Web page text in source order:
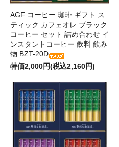
AGF コーヒー 珈琲 ギフト ス
ティック カフェオレ ブラック
コーヒー セット 詰め合わせ イ
ンスタントコーヒー 飲料 飲み
物 BZT-20D
特価2,000円(税込2,160円)